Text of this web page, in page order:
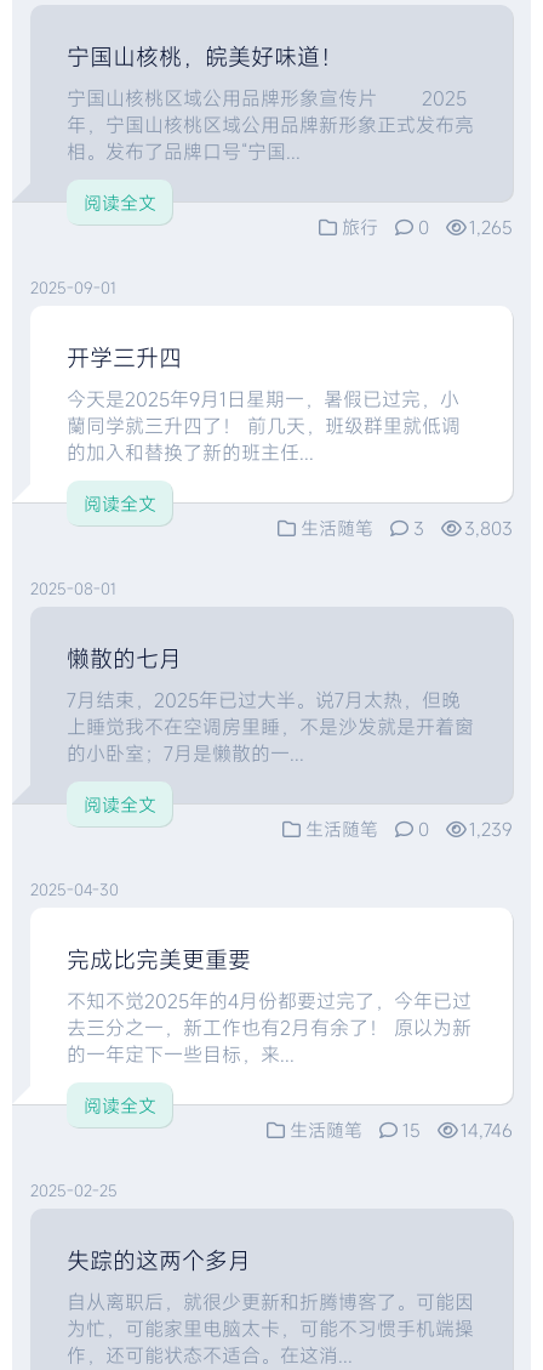
宁国山核桃，皖美好味道！
宁国山核桃区域公用品牌形象宣传片 2025
年，宁国山核桃区域公用品牌新形象正式发布亮
相。发布了品牌口号“宁国...
阅读全文
旅行
0 1,265
2025-09-01
开学三升四
今天是2025年9月1日星期一，暑假已过完，小
蘭同学就三升四了！ 前几天，班级群里就低调
的加入和替换了新的班主任...
阅读全文
生活随笔
3 3,803
2025-08-01
懒散的七月
7月结束，2025年已过大半。说7月太热，但晚
上睡觉我不在空调房里睡，不是沙发就是开着窗
的小卧室；7月是懒散的一...
阅读全文
生活随笔
0 1,239
2025-04-30
完成比完美更重要
不知不觉2025年的4月份都要过完了，今年已过
去三分之一，新工作也有2月有余了！ 原以为新
的一年定下一些目标，来...
阅读全文
生活随笔
15 14,746
2025-02-25
失踪的这两个多月
自从离职后，就很少更新和折腾博客了。可能因
为忙，可能家里电脑太卡，可能不习惯手机端操
作，还可能状态不适合。在这消...